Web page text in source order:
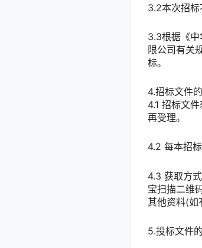
3.2本次招标
3.3根据《
限公司有关
标。
4.招标文件
4.1 招标文
再受理。
4.2 每本招
4.3 获取方
宝扫描二维
其他资料(如
5.投标文件